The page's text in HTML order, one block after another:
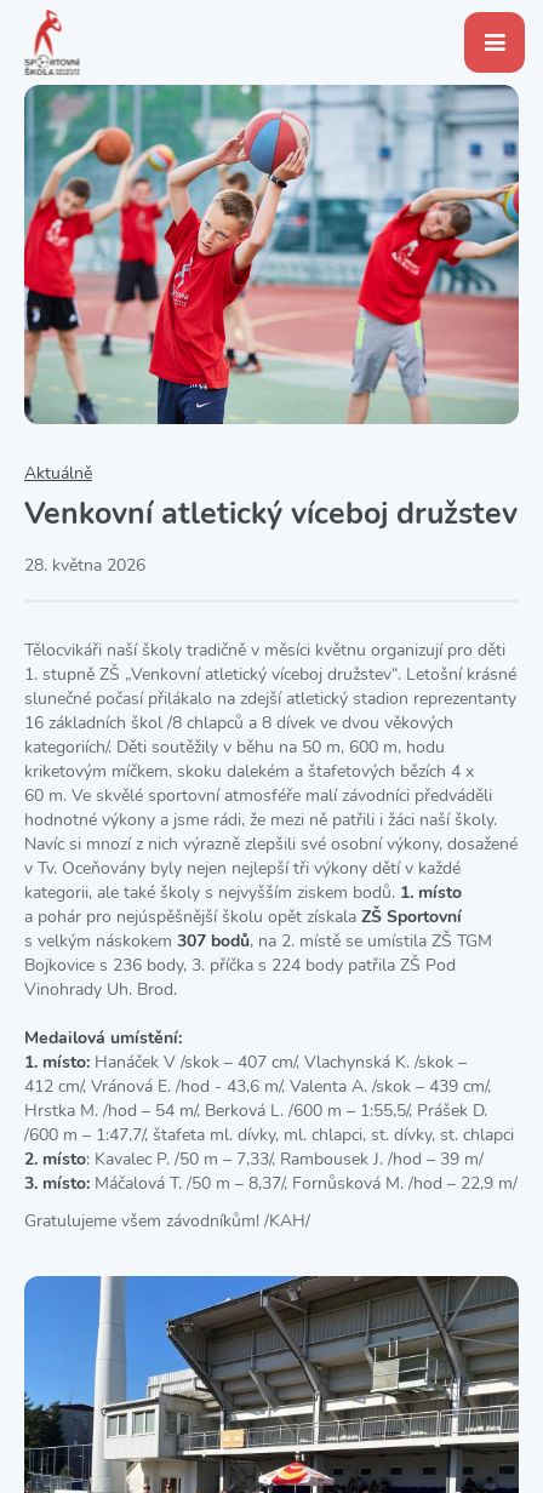
Aktuálně
Venkovní atletický víceboj družstev
28. května 2026
Tělocvikáři naší školy tradičně v měsíci květnu organizují pro děti
1. stupně ZŠ „Venkovní atletický víceboj družstev“. Letošní krásné
slunečné počasí přilákalo na zdejší atletický stadion reprezentanty
16 základních škol /8 chlapců a 8 dívek ve dvou věkových
kategoriích/. Děti soutěžily v běhu na 50 m, 600 m, hodu
kriketovým míčkem, skoku dalekém a štafetových bězích 4 x
60 m. Ve skvělé sportovní atmosféře malí závodníci předváděli
hodnotné výkony a jsme rádi, že mezi ně patřili i žáci naší školy.
Navíc si mnozí z nich výrazně zlepšili své osobní výkony, dosažené
v Tv. Oceňovány byly nejen nejlepší tři výkony dětí v každé
kategorii, ale také školy s nejvyšším ziskem bodů. 1. místo
a pohár pro nejúspěšnější školu opět získala ZŠ Sportovní
s velkým náskokem 307 bodů, na 2. místě se umístila ZŠ TGM
Bojkovice s 236 body, 3. příčka s 224 body patřila ZŠ Pod
Vinohrady Uh. Brod.
Medailová umístění:
1. místo: Hanáček V /skok – 407 cm/, Vlachynská K. /skok –
412 cm/, Vránová E. /hod - 43,6 m/, Valenta A. /skok – 439 cm/,
Hrstka M. /hod – 54 m/, Berková L. /600 m – 1:55,5/, Prášek D.
/600 m – 1:47,7/, štafeta ml. dívky, ml. chlapci, st. dívky, st. chlapci
2. místo: Kavalec P. /50 m – 7,33/, Rambousek J. /hod – 39 m/
3. místo: Máčalová T. /50 m – 8,37/, Fornůsková M. /hod – 22,9 m/
Gratulujeme všem závodníkům! /KAH/